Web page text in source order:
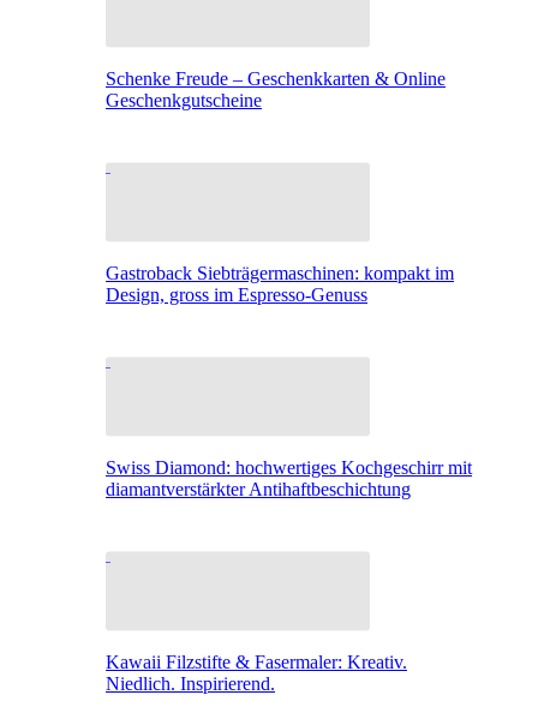
Schenke Freude – Geschenkkarten & Online
Geschenkgutscheine
Gastroback Siebträgermaschinen: kompakt im
Design, gross im Espresso-Genuss
Swiss Diamond: hochwertiges Kochgeschirr mit
diamantverstärkter Antihaftbeschichtung
Kawaii Filzstifte & Fasermaler: Kreativ.
Niedlich. Inspirierend.